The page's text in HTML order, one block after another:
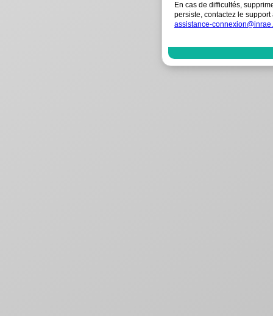
En cas de difficultés,
persiste, contactez le
assistance-